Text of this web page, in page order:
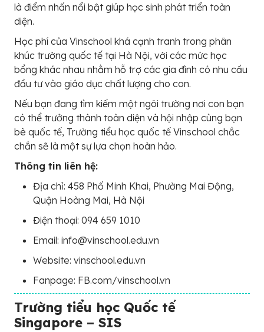
là điểm nhấn nổi bật giúp học sinh phát triển toàn
diện.
Học phí của Vinschool khá cạnh tranh trong phân
khúc trường quốc tế tại Hà Nội, với các mức học
bổng khác nhau nhằm hỗ trợ các gia đình có nhu cầu
đầu tư vào giáo dục chất lượng cho con.
Nếu bạn đang tìm kiếm một ngôi trường nơi con bạn
có thể trưởng thành toàn diện và hội nhập cùng bạn
bè quốc tế, Trường tiểu học quốc tế Vinschool chắc
chắn sẽ là một sự lựa chọn hoàn hảo.
Thông tin liên hệ:
Địa chỉ: 458 Phố Minh Khai, Phường Mai Động,
Quận Hoàng Mai, Hà Nội
Điện thoại: 094 659 1010
Email: info@vinschool.edu.vn
Website: vinschool.edu.vn
Fanpage: FB.com/vinschool.vn
Trường tiểu học Quốc tế
Singapore – SIS